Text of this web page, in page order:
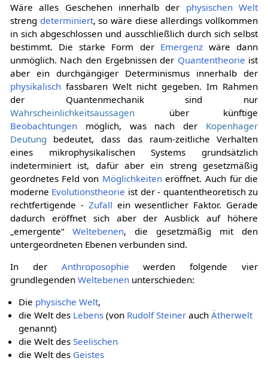
Wäre alles Geschehen innerhalb der physischen Welt
streng determiniert, so wäre diese allerdings vollkommen
in sich abgeschlossen und ausschließlich durch sich selbst
bestimmt. Die starke Form der Emergenzwäre dann
unmöglich. Nach den Ergebnissen der Quantentheorie ist
aber ein durchgängiger Determinismus innerhalb der
physikalischfassbaren Welt nicht gegeben. Im Rahmen
der Quantenmechanik sind nur
Wahrscheinlichkeitsaussagenüber künftige
Beobachtungenmöglich, was nach der Kopenhager
Deutung bedeutet, dass das raum-zeitliche Verhalten
eines mikrophysikalischen Systems grundsätzlich
indeterminiert ist, dafür aber ein streng gesetzmäßig
geordnetes Feld von Möglichkeiteneröffnet. Auch für die
moderne Evolutionstheorie ist der - quantentheoretisch zu
rechtfertigende - Zufall ein wesentlicher Faktor. Gerade
dadurch eröffnet sich aber der Ausblick auf höhere
„emergente“ Weltebenen, die gesetzmäßig mit den
untergeordneten Ebenen verbunden sind.
In der Anthroposophie werden folgende vier
grundlegenden Weltebenenunterschieden:
Die physische Welt,
die Welt des Lebens (von Rudolf Steiner auchÄtherwelt
genannt)
die Welt desSeelischen
die Welt des Geistes